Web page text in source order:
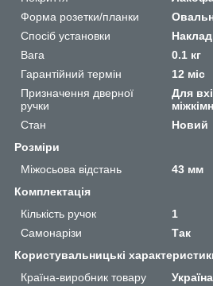
Форма розетки/планки
Спосіб установки
Вага
0.1 кг
Гарантійний термін
12 міс
Призначення дверної
ручки
Для
Стан
Новий
Розміри
Міжосьова відстань
43 мм
Комплектація
Кількість ручок
1
Самонарізи
Так
Користувальницькі
Країна-виробник товару
Україна